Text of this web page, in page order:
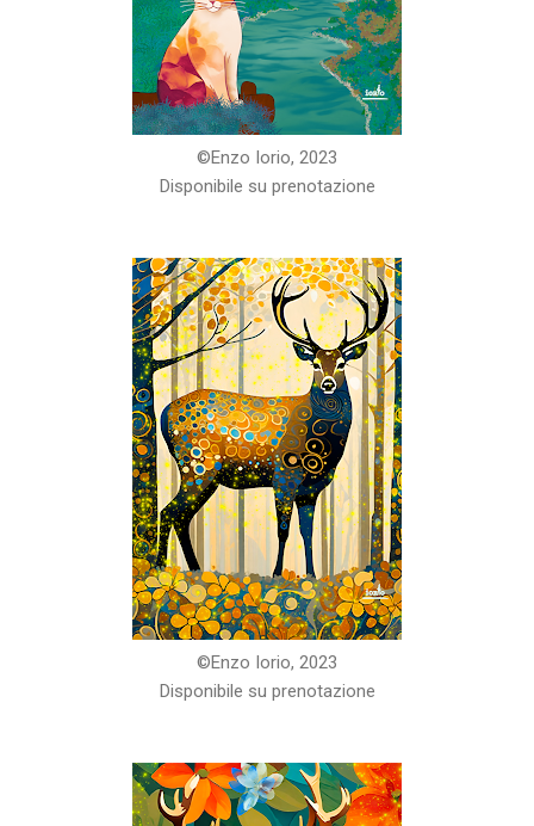
©️Enzo Iorio, 2023
Disponibile su prenotazione
©️Enzo Iorio, 2023
Disponibile su prenotazione